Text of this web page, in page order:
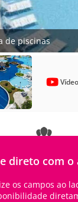
direto com o
os campos ao
de piscinas
Vídeo
4Pessoas